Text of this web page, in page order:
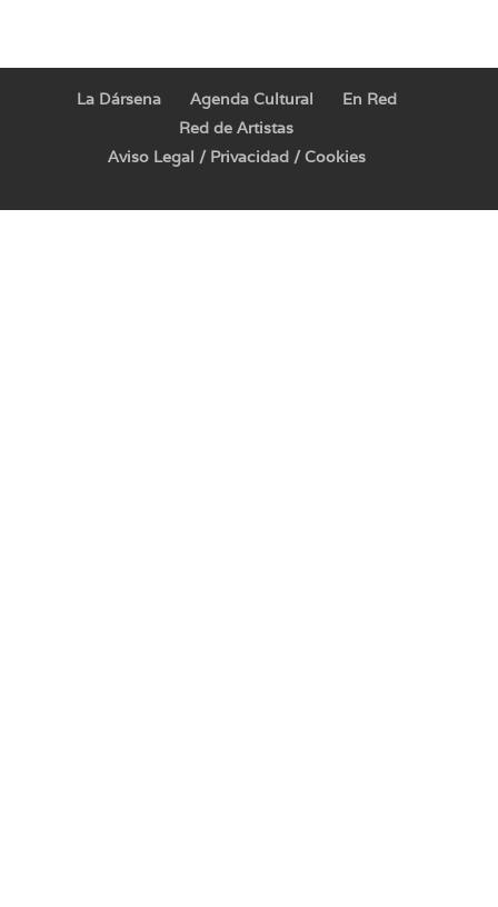
La Dársena Agenda Cultural
En Red
Red de Artistas
Aviso Legal / Privacidad / Cookies